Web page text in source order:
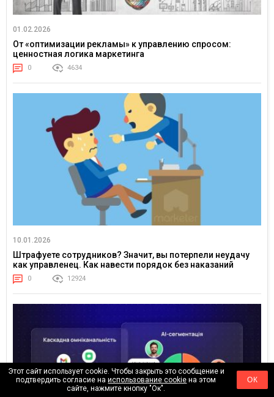
01.02.2026
От «оптимизации рекламы» к управлению спросом:
ценностная логика маркетинга
0 4634
10.01.2026
Штрафуете сотрудников? Значит, вы потерпели неудачу
как управленец. Как навести порядок без наказаний
0 12924
Этот сайт использует cookie. Чтобы закрыть это сообщение и
подтвердить согласие наиспользование cookie на этом
сайте, нажмите кнопку "Ок".
ОК